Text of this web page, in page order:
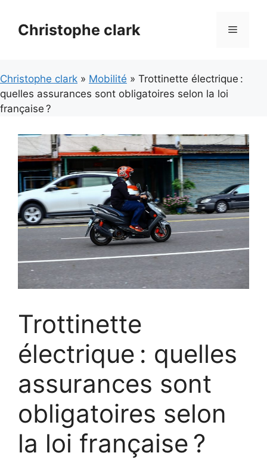
contenuChristophe clark Menu
Christophe clark » Mobilité » Trottinette électrique :
quelles assurances sont obligatoires selon la loi
française ?
Trottinette
électrique : quelles
assurances sont
obligatoires selon
la loi française ?